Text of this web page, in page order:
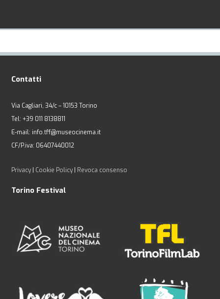
Contatti
Via Cagliari, 34/c – 10153 Torino
Tel: +39 011 8138811
E-mail: info.tff@museocinema.it
CF/P.iva: 06407440012
Privacy| Cookie Policy| Revoca consenso
Torino Festival